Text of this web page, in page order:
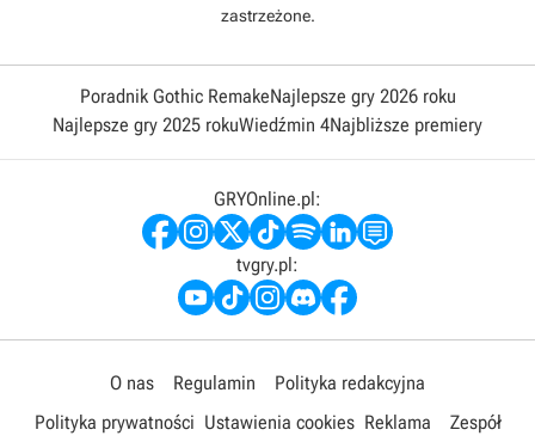
zastrzeżone.
Poradnik Gothic RemakeNajlepsze gry 2026 roku
Najlepsze gry 2025 rokuWiedźmin 4Najbliższe premiery
GRYOnline.pl:
tvgry.pl:
O nas Regulamin
Polityka redakcyjna
Polityka prywatności Ustawienia cookies Reklama
Zespół